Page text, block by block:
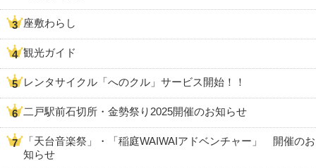
座敷わらし
観光ガイド
レンタサイクル「へのクル」サービス開始！！
二戸駅前石切所・金勢祭り2025開催のお知らせ
「天台音楽祭」・「稲庭WAIWAIアドベンチャー」 開催のお
知らせ